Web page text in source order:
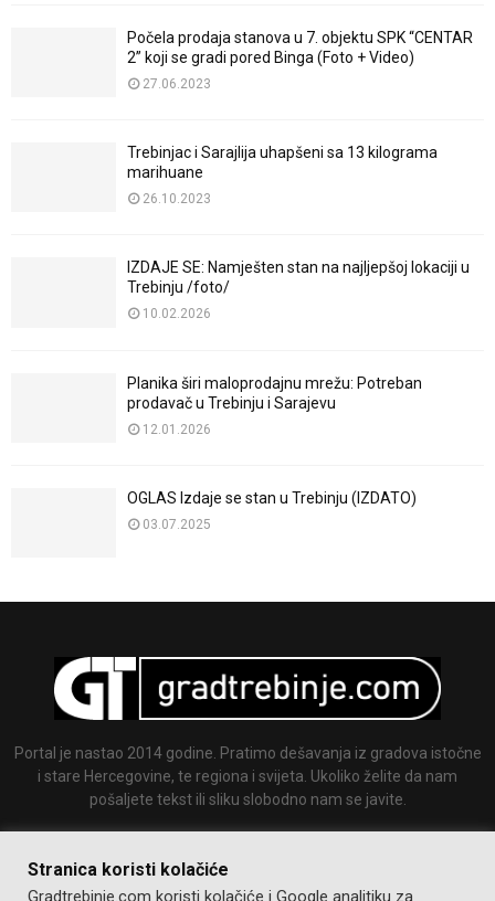
Počela prodaja stanova u 7. objektu SPK “CENTAR
2” koji se gradi pored Binga (Foto + Video)
27.06.2023
Trebinjac i Sarajlija uhapšeni sa 13 kilograma
marihuane
26.10.2023
IZDAJE SE: Namješten stan na najljepšoj lokaciji u
Trebinju /foto/
10.02.2026
Planika širi maloprodajnu mrežu: Potreban
prodavač u Trebinju i Sarajevu
12.01.2026
OGLAS Izdaje se stan u Trebinju (IZDATO)
03.07.2025
Portal je nastao 2014 godine. Pratimo dešavanja iz gradova istočne
i stare Hercegovine, te regiona i svijeta. Ukoliko želite da nam
pošaljete tekst ili sliku slobodno nam se javite.
Stranica koristi kolačiće
Gradtrebinje.com koristi kolačiće i Google analitiku za